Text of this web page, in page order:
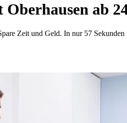
ab
Zeit und Geld. In nur 57